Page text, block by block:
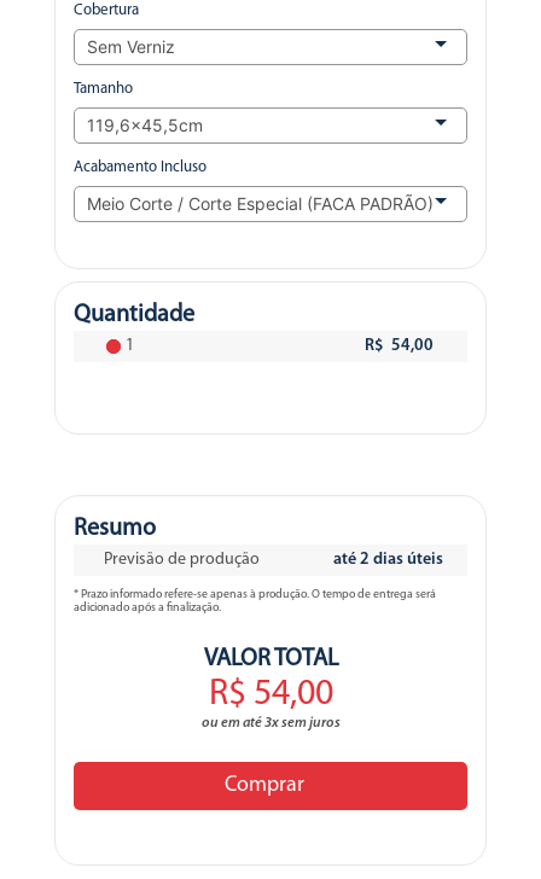
Cobertura
Tamanho
Acabamento Incluso
Quantidade
1 R$ 54,00
Resumo
Previsão de produção até 2 dias úteis
* Prazo informado refere-se apenas à produção. O tempo de entrega será
adicionado após a finalização.
VALOR TOTAL
R$ 54,00
ou em até 3x sem juros
Comprar